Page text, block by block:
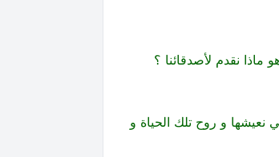
ماذا نقدم لأصدقائنا ؟
نعيشها و روح تلك الحياة و